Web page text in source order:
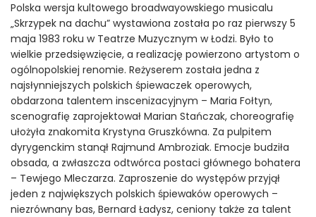
Polska wersja kultowego broadwayowskiego musicalu
„Skrzypek na dachu” wystawiona została po raz pierwszy 5
maja 1983 roku w Teatrze Muzycznym w Łodzi. Było to
wielkie przedsięwzięcie, a realizację powierzono artystom o
ogólnopolskiej renomie. Reżyserem została jedna z
najsłynniejszych polskich śpiewaczek operowych,
obdarzona talentem inscenizacyjnym – Maria Fołtyn,
scenografię zaprojektował Marian Stańczak, choreografię
ułożyła znakomita Krystyna Gruszkówna. Za pulpitem
dyrygenckim stanął Rajmund Ambroziak. Emocje budziła
obsada, a zwłaszcza odtwórca postaci głównego bohatera
– Tewjego Mleczarza. Zaproszenie do występów przyjął
jeden z największych polskich śpiewaków operowych –
niezrównany bas, Bernard Ładysz, ceniony także za talent